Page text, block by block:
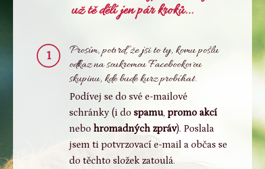
už tě dělí jen pár kroků...
1
Prosím, potvrď, že jsi to ty, komu pošlu
odkaz na soukromou Facebookovou
skupinu, kde bude kurz probíhat.
Podívej se do své e-mailové
schránky (i dospamu,promo akcí
nebohromadných zpráv). Poslala
jsem ti potvrzovací e-mail a občas se
do těchto složek zatoulá.